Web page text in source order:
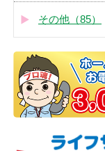
その他（85）